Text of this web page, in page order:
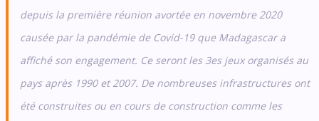
depuis la première réunion avortée en novembre 2020
causée par la pandémie de Covid-19 que Madagascar a
affiché son engagement. Ce seront les 3es jeux organisés au
pays après 1990 et 2007. De nombreuses infrastructures ont
été construites ou en cours de construction comme les